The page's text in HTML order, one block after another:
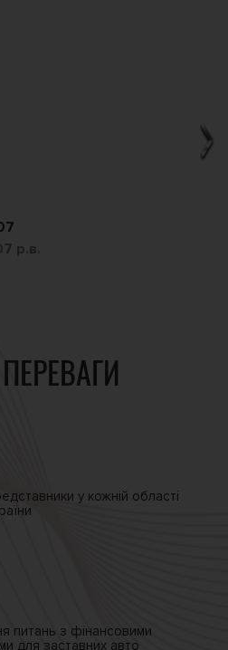
р.в.
у кожній області
питань з фінансовими
для заставних авто